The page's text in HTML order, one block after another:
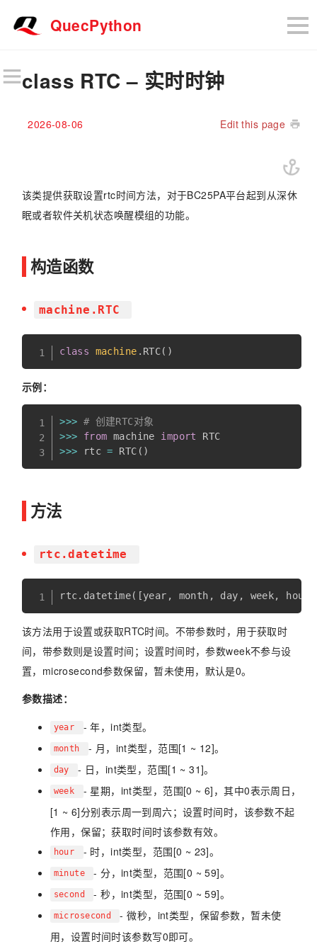
QuecPython
class RTC – 实时时钟
2026-08-06 Edit this page
该类提供获取设置rtc时间方法，对于BC25PA平台起到从深休
眠或者软件关机状态唤醒模组的功能。
构造函数
machine.RTC
class machine . RTC( )
示例：
>>> # 创建RTC对象
>>> from machine import
>>> rtc = RTC ( )
方法
rtc.datetime
rtc. datetime( [year , month , day , week, hour
该方法用于设置或获取RTC时间。不带参数时，用于获取时
间，带参数则是设置时间；设置时间时，参数week不参与设
置，microsecond参数保留，暂未使用，默认是0。
参数描述：
year - 年，int类型。
month - 月，int类型，范围[1 ~ 12]。
day - 日，int类型，范围[1 ~ 31]。
week
- 星期，int类型，范围[0 ~ 6]，其中0表示周日，
[1 ~ 6]分别表示周一到周六；设置时间时，该参数不起
作用，保留；获取时间时该参数有效。
hour - 时，int类型，范围[0 ~ 23]。
minute - 分，int类型，范围[0 ~ 59]。
second - 秒，int类型，范围[0 ~ 59]。
microsecond
- 微秒，int类型，保留参数，暂未使
用，设置时间时该参数写0即可。